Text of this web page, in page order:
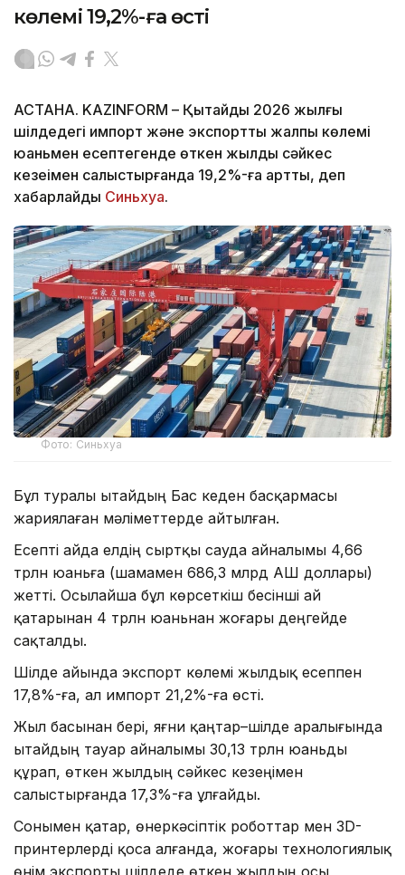
көлемі 19,2%-ға өсті
АСТАНА. KAZINFORM – Қытайдың 2026 жылғы
шілдедегі импорт және экспорттың жалпы көлемі
юаньмен есептегенде өткен жылдың сәйкес
кезеңімен салыстырғанда 19,2%-ға артты, деп
хабарлайды Синьхуа.
Фото: Синьхуа
Бұл туралы Қытайдың Бас кеден басқармасы
жариялаған мәліметтерде айтылған.
Есепті айда елдің сыртқы сауда айналымы 4,66
трлн юаньға (шамамен 686,3 млрд АҚШ доллары)
жетті. Осылайша бұл көрсеткіш бесінші ай
қатарынан 4 трлн юаньнан жоғары деңгейде
сақталды.
Шілде айында экспорт көлемі жылдық есеппен
17,8%-ға, ал импорт 21,2%-ға өсті.
Жыл басынан бері, яғни қаңтар–шілде аралығында
Қытайдың тауар айналымы 30,13 трлн юаньды
құрап, өткен жылдың сәйкес кезеңімен
салыстырғанда 17,3%-ға ұлғайды.
Сонымен қатар, өнеркәсіптік роботтар мен 3D-
принтерлерді қоса алғанда, жоғары технологиялық